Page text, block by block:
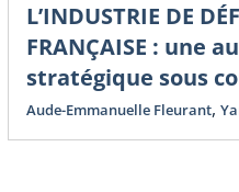
L’INDUSTRIE DE
FRANÇAISE : une
stratégique sous
Aude-Emmanuelle Fleurant,